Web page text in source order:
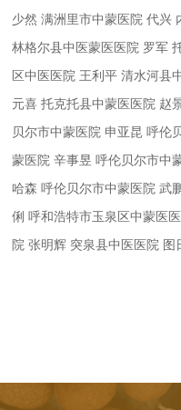
少然 满洲里市中蒙医院代兴
林格尔县中医蒙医医院 罗军
区中医医院 王利平 清水河县
元喜 托克托县中蒙医医院 赵
贝尔市中蒙医院 申亚昆 呼伦
蒙医院辛事昱 呼伦贝尔市中
哈森 呼伦贝尔市中蒙医院武
俐 呼和浩特市玉泉区中蒙医
院张明辉 突泉县中医医院 图